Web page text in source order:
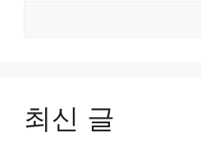
최신 글